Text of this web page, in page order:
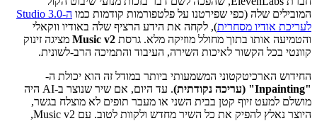
המובילים שלה (כפי שפירטנו על פלטפורמות קודמות כמו
ה-Studio 3.0
לעריכת אודיו מסחרית), לקחה את הידע הרציף שלה באודיו ווקאלי
והטמיעה אותו בתוך מחולל מוזיקה מלא. גרסת Music v2 מציגה זינוק
קוונטי בכל הקשור לאיכות השירה, העיבוד והתמיכה הרב-לשונית.
החידוש הארכיטקטוני המשמעותי ביותר במודל זה הוא יכולת ה-
"Inpainting" (עריכה נקודתית)
. עד היום, אם שיר שנוצר ב-AI היה
מושלם למעט זיוף קטן בבית השני או מעבר תופים לא מוצלח בגשר,
היוצר נאלץ להפיק את כל השיר מחדש ולקוות לטוב. עם Music v2,